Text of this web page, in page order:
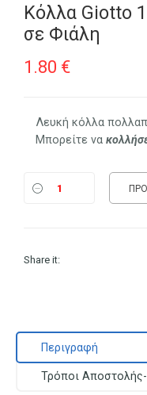
Κόλλα Giotto
σε Φιάλη
1.80 €
Λευκή κόλλα
Μπορείτε να
Share it:
Περιγραφή
Τρόποι